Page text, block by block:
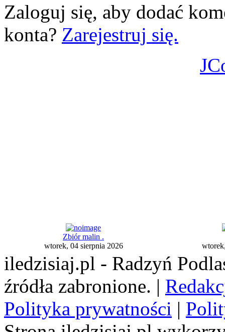
Zaloguj się, aby dodać
konta? Zarejestruj się.
Zbiór malin .
wtorek, 04 sierpnia 2026
iledzisiaj.pl - Radzyń
źródła zabronione. |
Polityka prywatności |